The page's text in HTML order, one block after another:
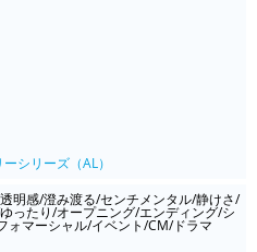
シリーズ（AL）
明感/澄み渡る/センチメンタル/静けさ/
ったり/オープニング/エンディング/シ
ォマーシャル/イベント/CM/ドラマ